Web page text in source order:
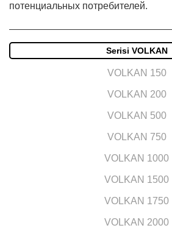
потенциальных потребителей.
Serisi VOLKAN
VOLKAN 150
VOLKAN 200
VOLKAN 500
VOLKAN 750
VOLKAN 1000
VOLKAN 1500
VOLKAN 1750
VOLKAN 2000